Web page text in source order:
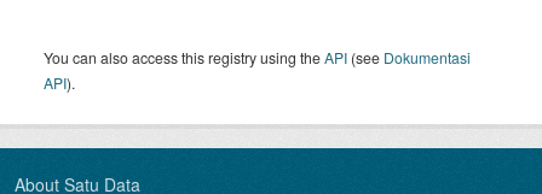
You can also access this registry using theAPI (see Dokumentasi
API).
About Satu Data